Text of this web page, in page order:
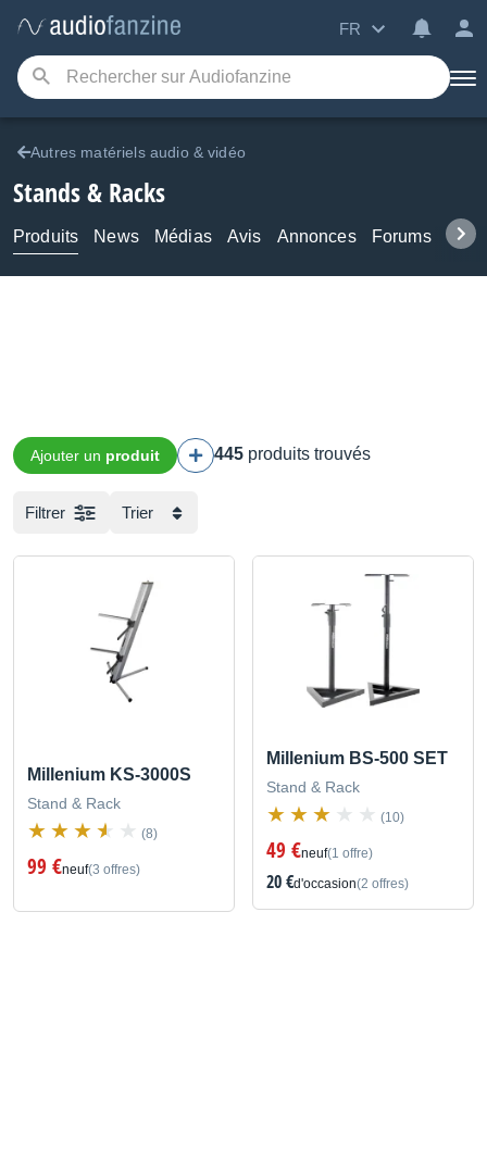
FR
Autres matériels audio & vidéo
Stands & Racks
Produits News Médias Avis Annonces Forums
Ajouter un produit 445 produits trouvés
Filtrer Trier
Millenium KS-3000S
Stand & Rack
(8)
99 €neuf(3 offres)
Millenium BS-500 SET
Stand & Rack
(10)
49 €neuf(1 offre)
20 €d'occasion(2 offres)